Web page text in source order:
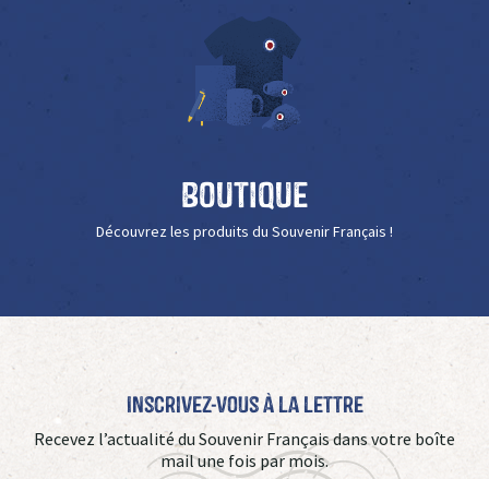
Boutique
Découvrez les produits du Souvenir Français !
Inscrivez-vous à La Lettre
Recevez l’actualité du Souvenir Français dans votre boîte
mail une fois par mois.